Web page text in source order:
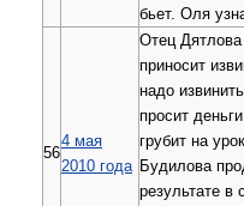
бьет. Оля
56
4 мая
2010 года
Отец
приносит
надо
просит
грубит на
Будилова
результате в